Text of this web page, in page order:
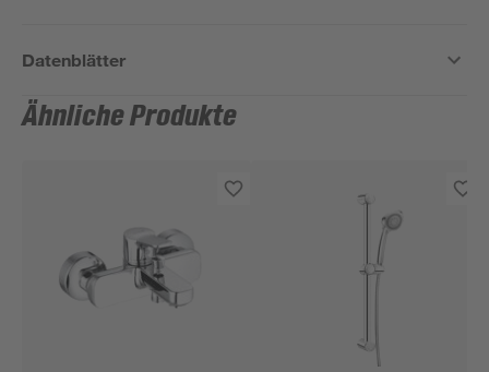
Datenblätter
Ähnliche Produkte